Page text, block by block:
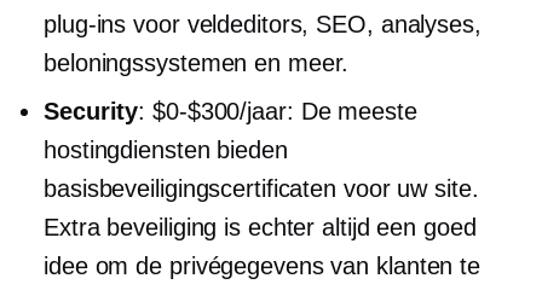
plug-ins voor veldeditors, SEO, analyses,
beloningssystemen en meer.
Security:$0-$300/jaar: De meeste
hostingdiensten bieden
basisbeveiligingscertificaten voor uw site.
Extra beveiliging is echter altijd een goed
idee om de privégegevens van klanten te